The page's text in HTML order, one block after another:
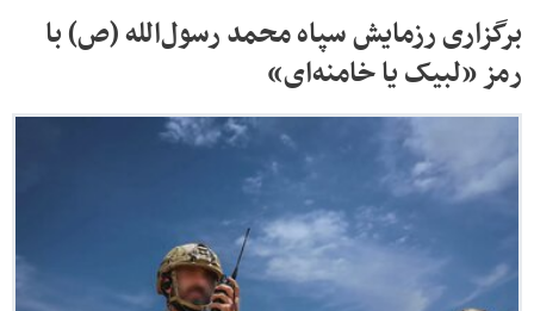
برگزاری رزمایش سپاه محمد رسول‌الله (ص) با
رمز «لبیک یا خامنه‌ای»